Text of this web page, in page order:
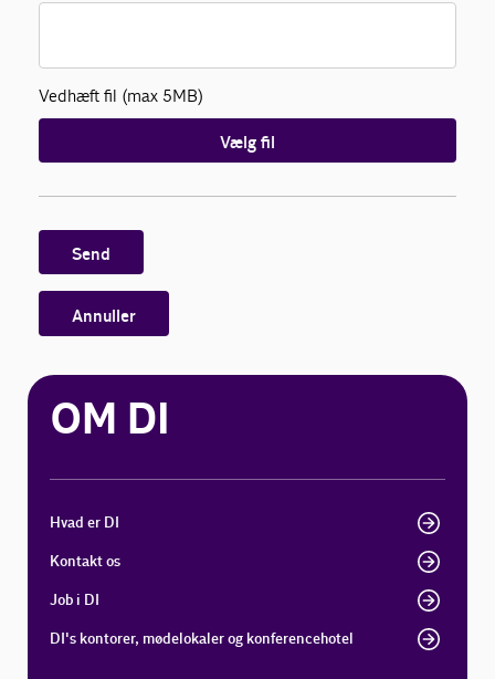
Vedhæft fil (max 5MB)
Vælg fil
Send
Annuller
OM DI
Hvad er DI
Kontakt os
Job i DI
DI's kontorer, mødelokaler og konferencehotel